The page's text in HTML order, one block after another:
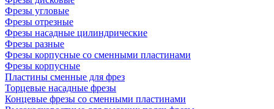
Фрезы угловые
Фрезы отрезные
Фрезы насадные цилиндрические
Фрезы разные
Фрезы корпусные со сменными пластинами
Фрезы корпусные
Пластины сменные для фрез
Торцевые насадные фрезы
Концевые фрезы со сменными пластинами